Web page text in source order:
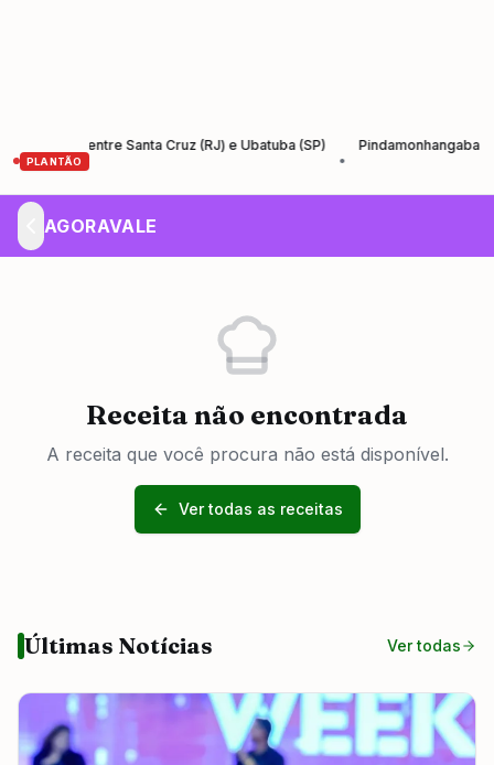
PLANTÃO
entre Santa Cruz (RJ) e Ubatuba (SP)
Pindamonhangaba lança
AGORAVALE
Receita não encontrada
A receita que você procura não está disponível.
Ver todas as receitas
Últimas Notícias Ver todas